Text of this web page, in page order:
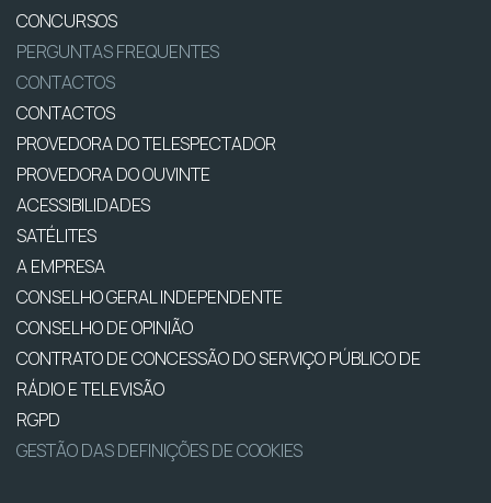
CONCURSOS
PERGUNTAS FREQUENTES
CONTACTOS
CONTACTOS
PROVEDORA DO TELESPECTADOR
PROVEDORA DO OUVINTE
ACESSIBILIDADES
SATÉLITES
A EMPRESA
CONSELHO GERAL INDEPENDENTE
CONSELHO DE OPINIÃO
CONTRATO DE CONCESSÃO DO SERVIÇO PÚBLICO DE
RÁDIO E TELEVISÃO
RGPD
GESTÃO DAS DEFINIÇÕES DE COOKIES